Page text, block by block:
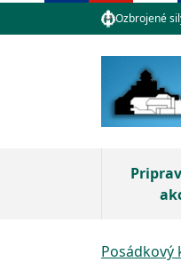
Skočiť na hlavnú
Skočiť na obsah
Skočiť na bočnú lištu
Skočiť na pätičkuOzbrojené
Posádkový